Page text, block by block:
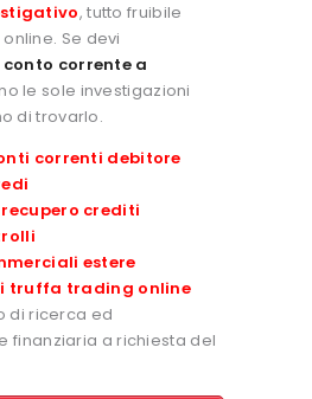
, tutto fruibile
Se devi
corrente a
le sole investigazioni
di trovarlo.
correnti debitore
crediti
estere
truffa trading online
di ricerca ed
finanziaria a richiesta del